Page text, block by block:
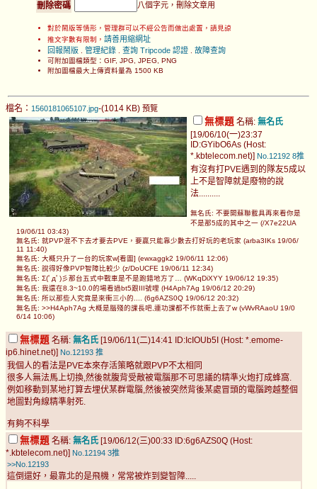
刪除密碼
八個字元，刪除文章用
對於鬧版等情形，管理群可以不經公告而做出處置，請見諒
推文字數有限制， 請善用縮網址
回報鬧版
管理紀錄 查詢 Tripcode 認證 故障查詢
可附加圖檔類型：GIF, JPG, JPEG, PNG
附加圖檔最大上傳資料量為 1500 KB
檔名： 1560181065107.jpg-(1014 KB) 預覽
無標題 名稱: 無名氏
[19/06/10(一)23:37
ID:GYibO6As (Host:
*.kbtelecom.net)] No.12192 8推
有沒有打PVE遇到的隊友5成以
上不是智障就是廢物的說
法..........
無名氏: 不要開蘇聯載具再來看你是
不是那5成的其中之一 (/X7e22UA
19/06/11 03:43)
無名氏: 就PVP混不下去才要去PVE，要贏只能靠少數去打好玩的老玩家 (arba3IKs 19/06/
11 11:40)
無名氏: 大概只升了一台的玩家w[看圖] (ewxaggk2 19/06/11 12:06)
無名氏: 說得好像PVP智障比較少 (z/DoUCFE 19/06/11 12:34)
無名氏: Σ(ﾟдﾟ)彡那台五式中戰車是不是跑錯地方了… (WKqDiXYY 19/06/12 19:35)
無名氏: 我還在8.3~10.0的場看過bt5跟III號哩 (H4Aph7Ag 19/06/12 20:29)
無名氏: 所以那些人究竟是來衝三小的.... (6g6AZS0Q 19/06/12 20:32)
無名氏: >>H4Aph7Ag 大概是腦殘的課長吧,連功課都不作就衝上去了w (vWvRAaoU 19/0
6/14 10:06)
無標題 名稱: 無名氏 [19/06/11(二)14:41 ID:IcIOUb5I (Host: *.emome-
ip6.hinet.net)] No.12193 推
我個人的看法是PVE本來存活策略就跟PVP不太相同
很多人無法馬上切換,然後就腹背受敵被電腦那不可思議的精準火炮打成蜂窩.
例如移動到某地打算去埋伏某群電腦,然後被突然背後某處冒頭的電腦跨越整個
地圖對角線精準射死.
有夠不科學
無標題 名稱: 無名氏 [19/06/12(三)00:33 ID:6g6AZS0Q (Host:
*.kbtelecom.net)] No.12194 3推
>>No.12193
這倒還好，最靠北的是飛機，常常被炸到變智障.....